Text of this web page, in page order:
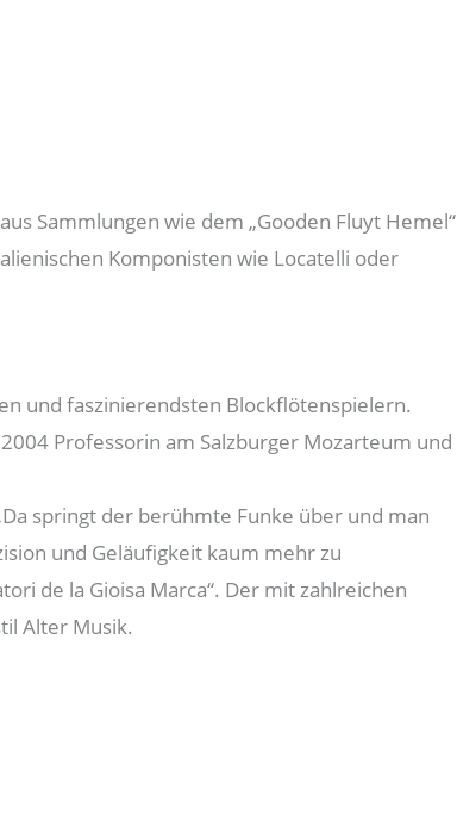
Sammlungen wie dem „Gooden Fluyt Hemel“
Komponisten wie Locatelli oder
und faszinierendsten Blockflötenspielern.
Professorin am Salzburger Mozarteum und
springt der berühmte Funke über und man
und Geläufigkeit kaum mehr zu
de la Gioisa Marca“. Der mit zahlreichen
Alter Musik.